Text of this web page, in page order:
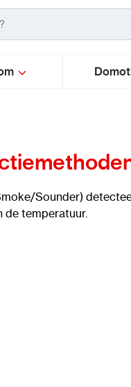
Sounder)
de temperatuur.